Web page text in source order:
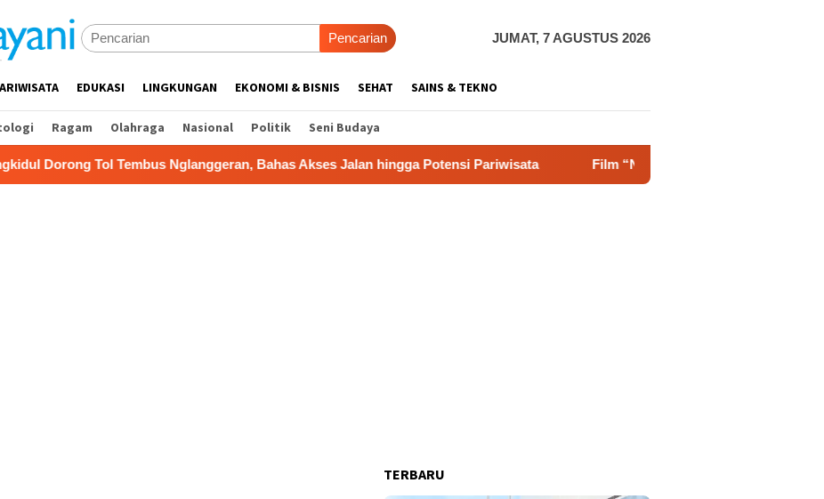
Pencarian JUMAT, 7 AGUSTUS 2026
EDUKASI LINGKUNGAN EKONOMI & BISNIS SEHAT SAINS & TEKNO
Ragam Olahraga Nasional Politik Seni Budaya
Tembus Nglanggeran, Bahas Akses Jalan hingga Potensi Pariwisata Film “Nalar” Karya Guru SD Raih Juara 1 Lomba
TERBARU